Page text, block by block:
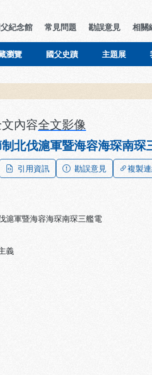
導覽列區塊
紀念館 常見問題 勘誤意見 相關
瀏覽 國父史蹟 主題展
內容全文影像
北伐滬軍暨海容海琛南琛
引用資訊 勘誤意見 複製
滬軍暨海容海琛南琛三艦電
義